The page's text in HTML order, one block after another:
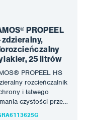
PROPEEL
zdzieralny,
lakier, 25 litrów
PROPEEL HS
rozcieńczalnik
i łatwego
czystości przed
farby oraz